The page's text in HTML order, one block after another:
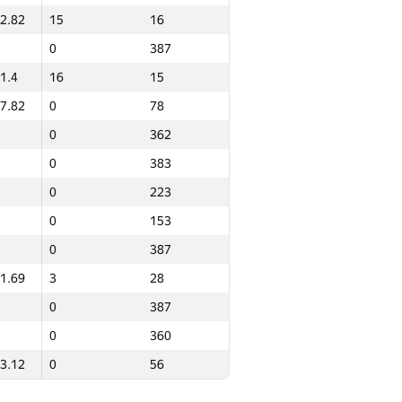
15
16
0
387
16
15
0
78
0
362
0
383
0
223
0
153
0
387
3
28
0
387
0
360
0 56
0
32
0
138
0
318
0
186
0
147
0
91
0
387
0
296
0
387
0
54
0
143
24
11
0
155